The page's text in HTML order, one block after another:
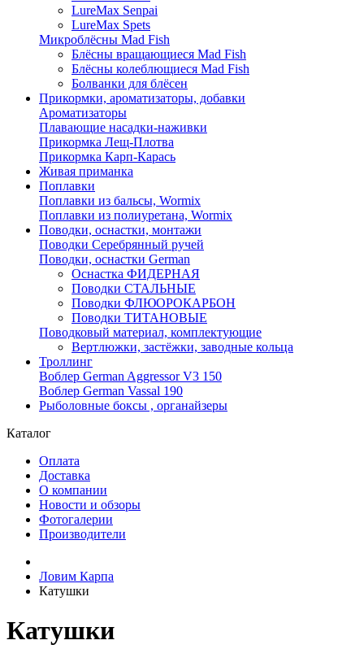
LureMax Senpai
LureMax Spets
Микроблёсны Mad Fish
Блёсны вращающиеся Mad Fish
Блёсны колеблющиеся Mad Fish
Болванки для блёсен
Прикормки, ароматизаторы, добавки
Ароматизаторы
Плавающие насадки-наживки
Прикормка Лещ-Плотва
Прикормка Карп-Карась
Живая приманка
Поплавки
Поплавки из бальсы, Wormix
Поплавки из полиуретана, Wormix
Поводки, оснастки, монтажи
Поводки Серебрянный ручей
Поводки, оснастки German
Оснастка ФИДЕРНАЯ
Поводки СТАЛЬНЫЕ
Поводки ФЛЮОРОКАРБОН
Поводки ТИТАНОВЫЕ
Поводковый материал, комплектующие
Вертлюжки, застёжки, заводные кольца
Троллинг
Воблер German Aggressor V3 150
Воблер German Vassal 190
Рыболовные боксы , органайзеры
Каталог
Оплата
Доставка
О компании
Новости и обзоры
Фотогалерии
Производители
Ловим Карпа
Катушки
Катушки